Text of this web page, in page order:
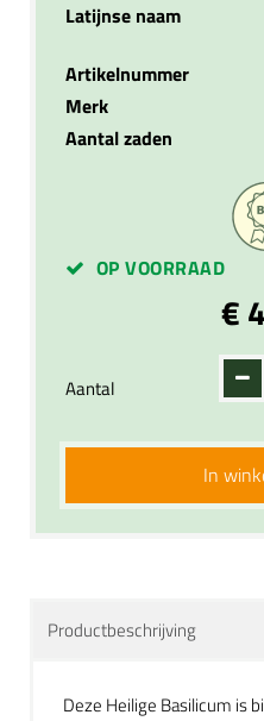
Latijnse naam
Artikelnummer
Merk
Aantal zaden
OP VOORRAAD
€
Aantal
In
Productbeschrijving
Deze Heilige Basilicum is